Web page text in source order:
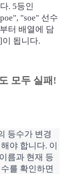
. 5등인
"soe" 선수
터 배열에 담
됩니다.
모두 실패!
등수가 변경
야 합니다. 이
름과 현재 등
를 확인하면